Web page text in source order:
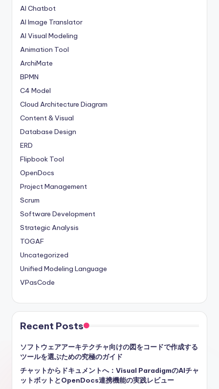
AI Chatbot
AI Image Translator
AI Visual Modeling
Animation Tool
ArchiMate
BPMN
C4 Model
Cloud Architecture Diagram
Content & Visual
Database Design
ERD
Flipbook Tool
OpenDocs
Project Management
Scrum
Software Development
Strategic Analysis
TOGAF
Uncategorized
Unified Modeling Language
VPasCode
Recent Posts
ソフトウェアアーキテクチャ向けの図をコードで作成する
ツールを選ぶための究極のガイド
チャットからドキュメントへ：Visual ParadigmのAIチャ
ットボットとOpenDocs連携機能の実践レビュー